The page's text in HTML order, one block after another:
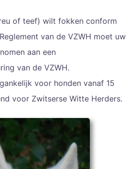
of teef) wilt fokken conform
van de VZWH moet uw
aan een
van de VZWH.
voor honden vanaf 15
voor Zwitserse Witte Herders.